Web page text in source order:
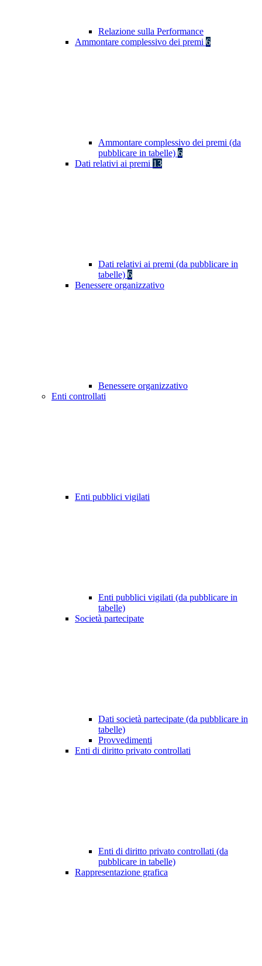
Relazione sulla Performance
Ammontare complessivo dei premi 6
Ammontare complessivo dei premi (da
pubblicare in tabelle) 6
Dati relativi ai premi 13
Dati relativi ai premi (da pubblicare in
tabelle) 6
Benessere organizzativo
Benessere organizzativo
Enti controllati
Enti pubblici vigilati
Enti pubblici vigilati (da pubblicare in
tabelle)
Società partecipate
Dati società partecipate (da pubblicare in
tabelle)
Provvedimenti
Enti di diritto privato controllati
Enti di diritto privato controllati (da
pubblicare in tabelle)
Rappresentazione grafica